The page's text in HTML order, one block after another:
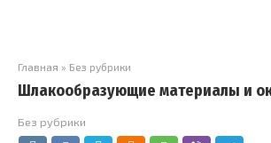
Главная » Без рубрики
Шлакообразующие материалы и
Без рубрики